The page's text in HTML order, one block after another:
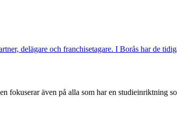
delägare och franchisetagare. I Borås har de
fokuserar även på alla som har en studieinriktning